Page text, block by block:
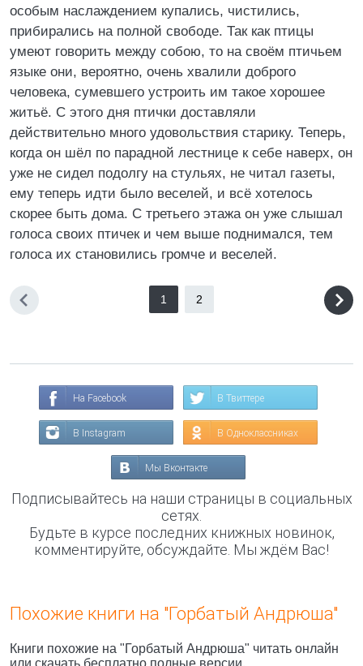
особым наслаждением купались, чистились,
прибирались на полной свободе. Так как птицы
умеют говорить между собою, то на своём птичьем
языке они, вероятно, очень хвалили доброго
человека, сумевшего устроить им такое хорошее
житьё. С этого дня птички доставляли
действительно много удовольствия старику. Теперь,
когда он шёл по парадной лестнице к себе наверх, он
уже не сидел подолгу на стульях, не читал газеты,
ему теперь идти было веселей, и всё хотелось
скорее быть дома. С третьего этажа он уже слышал
голоса своих птичек и чем выше поднимался, тем
голоса их становились громче и веселей.
1 2
На Facebook В Твиттере
В Instagram В Одноклассниках
Мы Вконтакте
Подписывайтесь на наши страницы в социальных
сетях.
Будьте в курсе последних книжных новинок,
комментируйте, обсуждайте. Мы ждём Вас!
Похожие книги на "Горбатый Андрюша"
Книги похожие на "Горбатый Андрюша" читать онлайн
или скачать бесплатно полные версии.